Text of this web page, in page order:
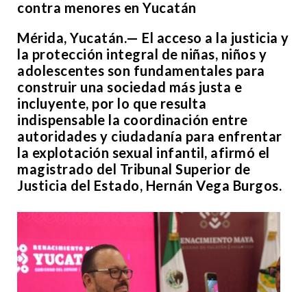
contra menores en Yucatán
Mérida, Yucatán.— El acceso a la justicia y
la protección integral de niñas, niños y
adolescentes son fundamentales para
construir una sociedad más justa e
incluyente, por lo que resulta
indispensable la coordinación entre
autoridades y ciudadanía para enfrentar
la explotación sexual infantil, afirmó el
magistrado del Tribunal Superior de
Justicia del Estado, Hernán Vega Burgos.